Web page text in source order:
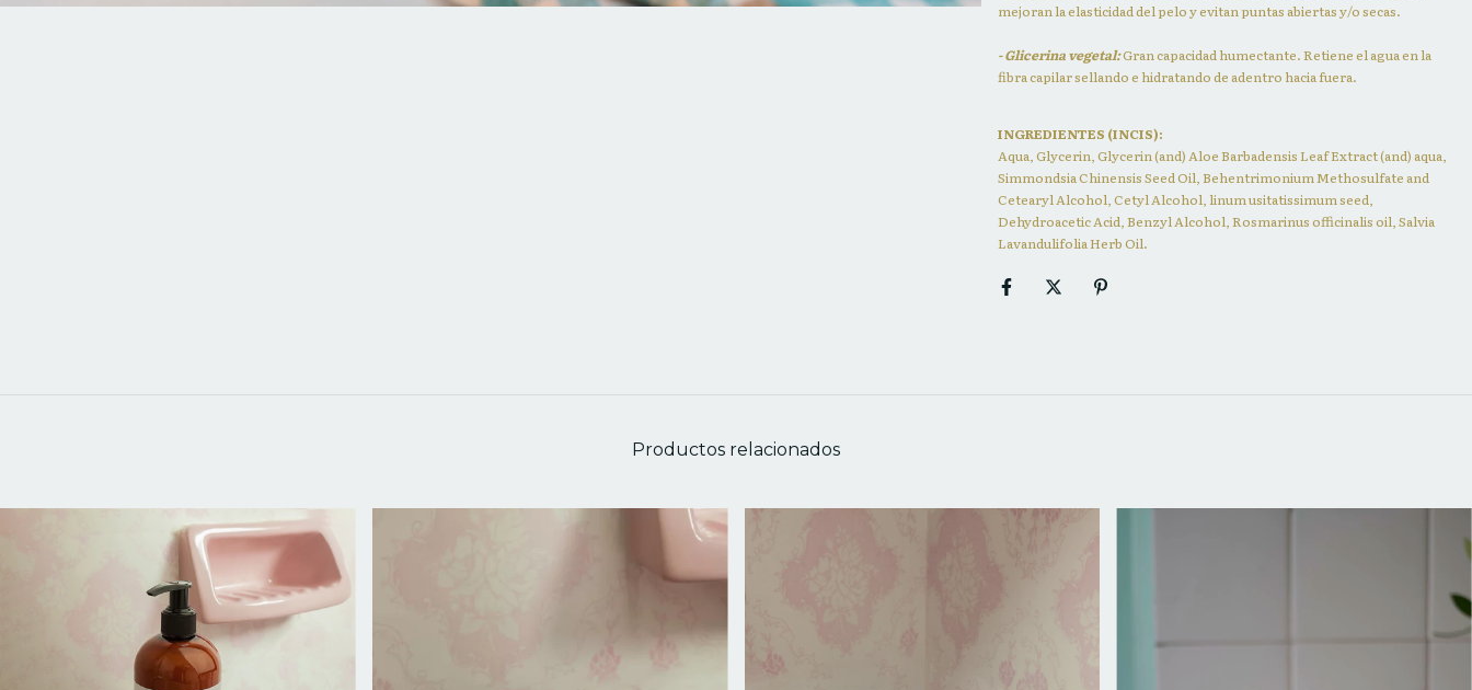
mejoran la elasticidad del pelo y evitan puntas abiertas y/o secas.
- Glicerina vegetal:Gran capacidad humectante. Retiene el agua en la
fibra capilar sellando e hidratando de adentro hacia fuera.
INGREDIENTES (INCIS):
Aqua, Glycerin, Glycerin (and) Aloe Barbadensis Leaf Extract (and) aqua,
Simmondsia Chinensis Seed Oil, Behentrimonium Methosulfate and
Cetearyl Alcohol, Cetyl Alcohol, linum usitatissimum seed,
Dehydroacetic Acid, Benzyl Alcohol, Rosmarinus officinalis oil, Salvia
Lavandulifolia Herb Oil.
Productos relacionados